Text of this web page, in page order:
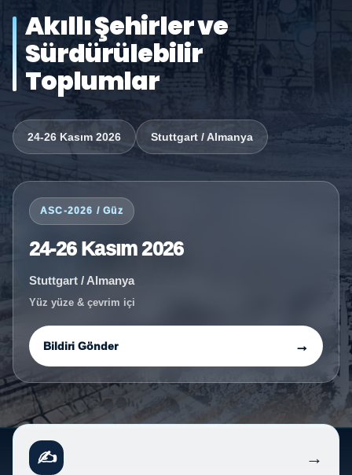
Akıllı Şehirler ve
Sürdürülebilir
Toplumlar
24-26 Kasım 2026 Stuttgart / Almanya
ASC-2026 / Güz
24-26 Kasım 2026
Stuttgart / Almanya
Yüz yüze & çevrim içi
Bildiri Gönder →
✍
→